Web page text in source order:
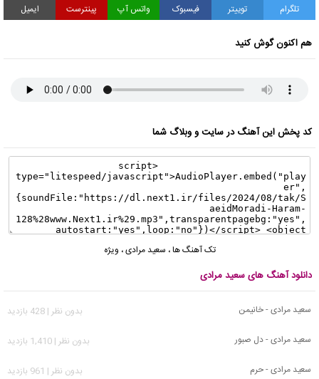
تلگرام توییتر فیسبوک واتس آپ پینترست ایمیل
هم اکنون گوش کنید
کد پخش این آهنگ در سایت و وبلاگ شما
تک آهنگ ها، سعید مرادی، ویژه
دانلود آهنگ های سعید مرادی
سعید مرادی - خانیمن
بدون نظر | 428 بازدید
سعید مرادی - دل صبور
بدون نظر | 1,410 بازدید
سعید مرادی - حرم
بدون نظر | 961 بازدید